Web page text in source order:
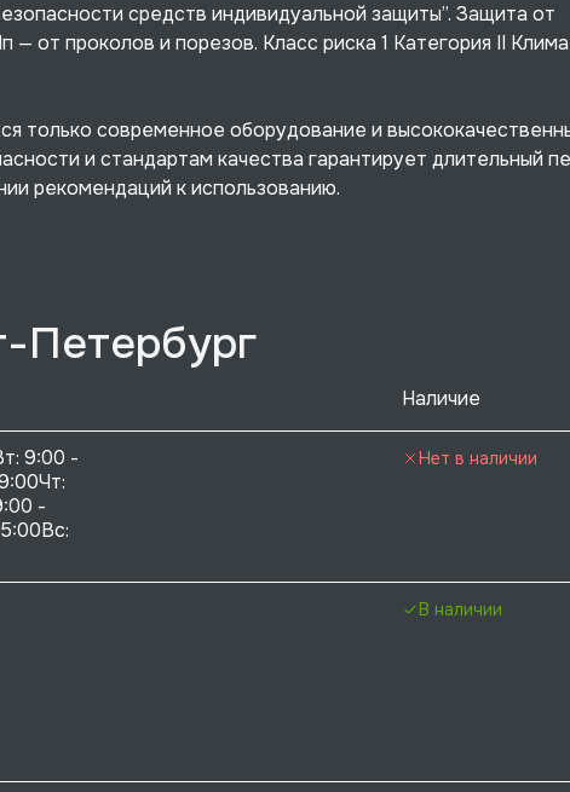
средств индивидуальной защиты”. Защита от
от проколов и порезов. Класс риска 1 Категория II
только современное оборудование и
и стандартам качества гарантирует длительный
рекомендаций к использованию.
Петербург
Наличие
9:00 -
-
Нет в наличии
В наличии